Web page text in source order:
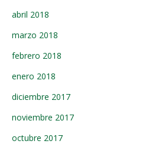
abril 2018
marzo 2018
febrero 2018
enero 2018
diciembre 2017
noviembre 2017
octubre 2017